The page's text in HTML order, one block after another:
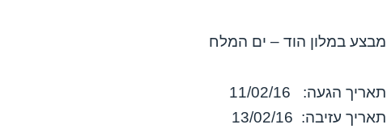
מבצע במלון הוד – ים המלח
תאריך הגעה: 11/02/16
תאריך עזיבה: 13/02/16